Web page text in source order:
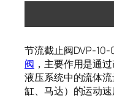
节流截止阀DVP-10-
阀 ，主要作用是通
液压系统中的流体
缸、马达）的运动速